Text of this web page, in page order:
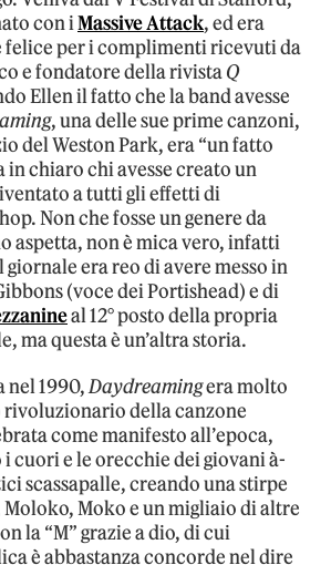
con iMassive Attack, ed era
per i complimenti ricevuti da
e fondatore della rivistaQ
Ellen il fatto che la band avesse
, una delle sue prime canzoni,
del Weston Park, era “un fatto
in chiaro chi avesse creato un
a tutti gli effetti di
Non che fosse un genere da
aspetta, non è mica vero, infatti
era reo di avere messo in
(voce dei Portishead) e di
al 12° posto della propria
ma questa è un’altra storia.
nel 1990,Daydreamingera molto
della canzone
come manifesto all’epoca,
cuori e le orecchie dei giovani à-
scassapalle, creando una stirpe
Moko e un migliaio di altre
la “M” grazie a dio, di cui
è abbastanza concorde nel dire